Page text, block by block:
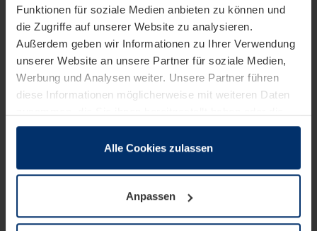
Funktionen für soziale Medien anbieten zu können und
die Zugriffe auf unserer Website zu analysieren.
Außerdem geben wir Informationen zu Ihrer Verwendung
unserer Website an unsere Partner für soziale Medien,
Werbung und Analysen weiter. Unsere Partner führen
diese Informationen möglicherweise mit weiteren Daten
sie im Rahmen Ihrer Nutzung der Dienste gesammelt
wenn diese für den Betrieb dieser Seite unbedingt
notwendig sind. Für alle anderen Cookie-Typen benötigen
wir Ihre Erlaubnis. Ihre Einwilligung können Sie jederzeit
Alle Cookies zulassen
Anpassen